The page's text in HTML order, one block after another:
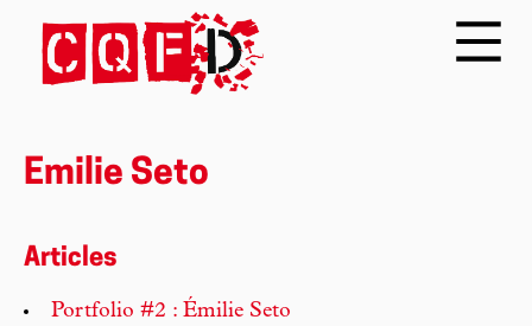
Emilie Seto
Articles
Portfolio #2 : Émilie Seto